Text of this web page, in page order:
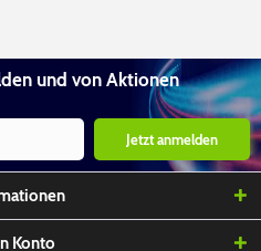
und von Aktionen
Jetzt anmelden
Konto